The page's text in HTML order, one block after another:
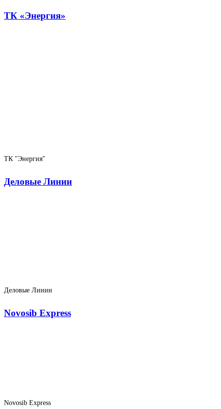
ТК «Энергия»
ТК "Энергия"
Деловые Линии
Деловые Линии
Novosib Express
Novosib Express